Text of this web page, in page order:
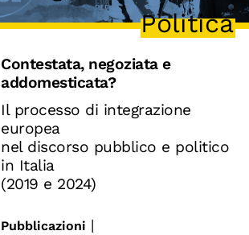
Politica
Contestata, negoziata e
addomesticata?
Il processo di integrazione
europea
nel discorso pubblico e politico
in Italia
(2019 e 2024)
Pubblicazioni |